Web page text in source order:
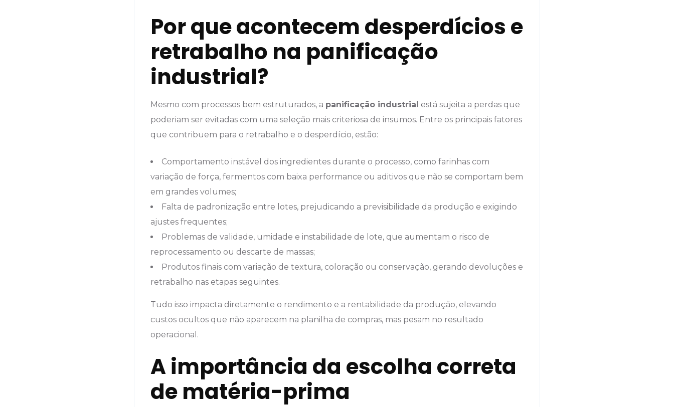
Por que acontecem desperdícios e
retrabalho na panificação
industrial?
Mesmo com processos bem estruturados, a panificação industrial está sujeita a perdas que
poderiam ser evitadas com uma seleção mais criteriosa de insumos. Entre os principais fatores
que contribuem para o retrabalho e o desperdício, estão:
Comportamento instável dos ingredientes durante o processo, como farinhas com
variação de força, fermentos com baixa performance ou aditivos que não se comportam bem
em grandes volumes;
Falta de padronização entre lotes, prejudicando a previsibilidade da produção e exigindo
ajustes frequentes;
Problemas de validade, umidade e instabilidade de lote, que aumentam o risco de
reprocessamento ou descarte de massas;
Produtos finais com variação de textura, coloração ou conservação, gerando devoluções e
retrabalho nas etapas seguintes.
Tudo isso impacta diretamente o rendimento e a rentabilidade da produção, elevando
custos ocultos que não aparecem na planilha de compras, mas pesam no resultado
operacional.
A importância da escolha correta
de matéria-prima